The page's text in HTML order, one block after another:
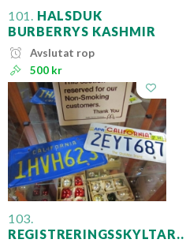
101. HALSDUK
BURBERRYS KASHMIR
Avslutat rop
500 kr
103.
REGISTRERINGSSKYLTAR..